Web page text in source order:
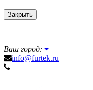
Закрыть
Ваш город:
info@furtek.ru